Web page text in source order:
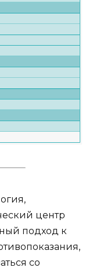
центр
подход к
со